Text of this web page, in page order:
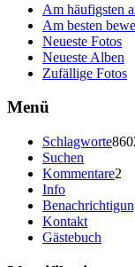
Am häufigsten
Am besten
Neueste Fotos
Neueste Alben
Zufällige Fotos
Menü
Schlagworte
Suchen
Kommentare2
Info
Kontakt
Gästebuch